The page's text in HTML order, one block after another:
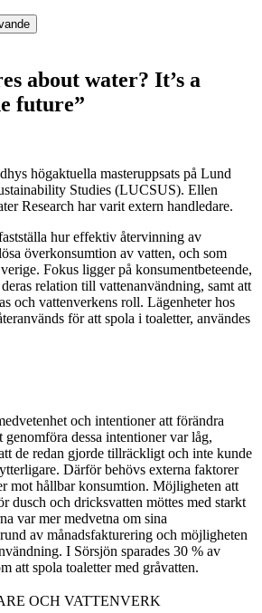
about water? It’s a
future”
högaktuella masteruppsats på Lund
Studies (LUCSUS). Ellen
Research har varit extern handledare.
hur effektiv återvinning av
överkonsumtion av vatten, och som
Fokus ligger på konsumentbeteende,
relation till vattenanvändning, samt att
och vattenverkens roll. Lägenheter hos
för att spola i toaletter, användes
och intentioner att förändra
genomföra dessa intentioner var låg,
de redan gjorde tillräckligt och inte kunde
Därför behövs externa faktorer
mot hållbar konsumtion. Möjligheten att
dusch och dricksvatten möttes med starkt
var mer medvetna om sina
av månadsfakturering och möjligheten
I Sörsjön sparades 30 % av
att spola toaletter med gråvatten.
OCH VATTENVERK